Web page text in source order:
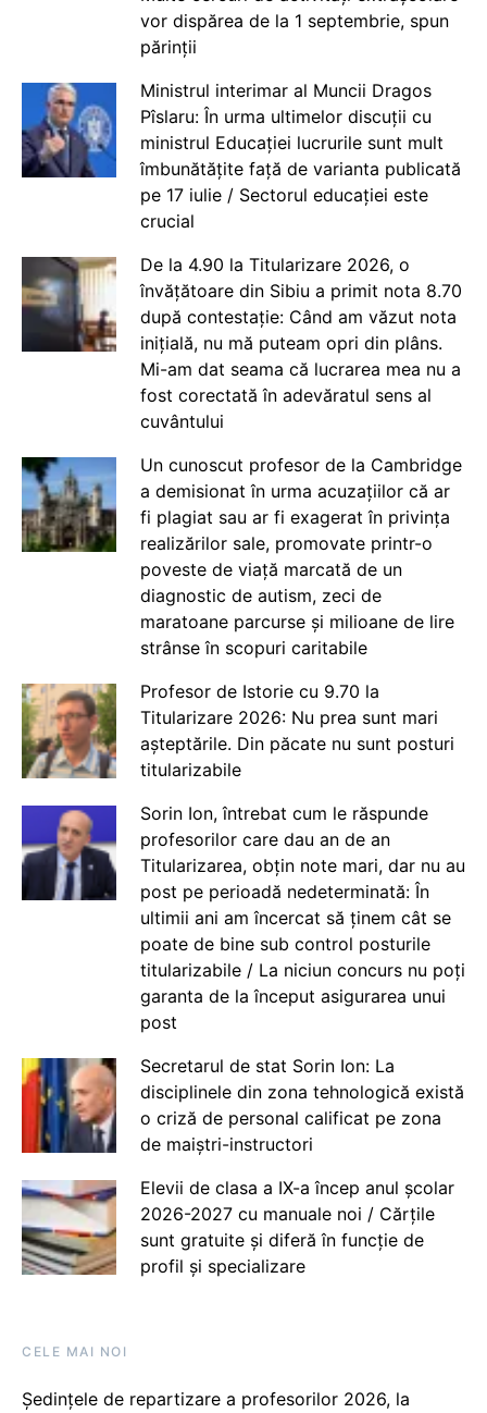
vor dispărea de la 1 septembrie, spun
părinții
Ministrul interimar al Muncii Dragos
Pîslaru: În urma ultimelor discuții cu
ministrul Educației lucrurile sunt mult
îmbunătățite față de varianta publicată
pe 17 iulie / Sectorul educației este
crucial
De la 4.90 la Titularizare 2026, o
învățătoare din Sibiu a primit nota 8.70
după contestație: Când am văzut nota
inițială, nu mă puteam opri din plâns.
Mi-am dat seama că lucrarea mea nu a
fost corectată în adevăratul sens al
cuvântului
Un cunoscut profesor de la Cambridge
a demisionat în urma acuzațiilor că ar
fi plagiat sau ar fi exagerat în privința
realizărilor sale, promovate printr-o
poveste de viață marcată de un
diagnostic de autism, zeci de
maratoane parcurse și milioane de lire
strânse în scopuri caritabile
Profesor de Istorie cu 9.70 la
Titularizare 2026: Nu prea sunt mari
așteptările. Din păcate nu sunt posturi
titularizabile
Sorin Ion, întrebat cum le răspunde
profesorilor care dau an de an
Titularizarea, obțin note mari, dar nu au
post pe perioadă nedeterminată: În
ultimii ani am încercat să ținem cât se
poate de bine sub control posturile
titularizabile / La niciun concurs nu poți
garanta de la început asigurarea unui
post
Secretarul de stat Sorin Ion: La
disciplinele din zona tehnologică există
o criză de personal calificat pe zona
de maiștri-instructori
Elevii de clasa a IX-a încep anul școlar
2026-2027 cu manuale noi / Cărțile
sunt gratuite și diferă în funcție de
profil și specializare
CELE MAI NOI
Ședințele de repartizare a profesorilor 2026, la